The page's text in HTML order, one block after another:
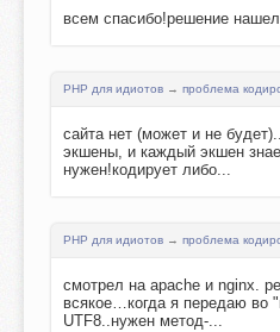
всем спасибо!решение
PHP для идиотов → проблема
сайта нет (может и не
экшены, и каждый экшен
нужен!кодирует либо...
PHP для идиотов → проблема
смотрел на apache и nginx.
всякое…когда я передаю во
UTF8..нужен метод-...